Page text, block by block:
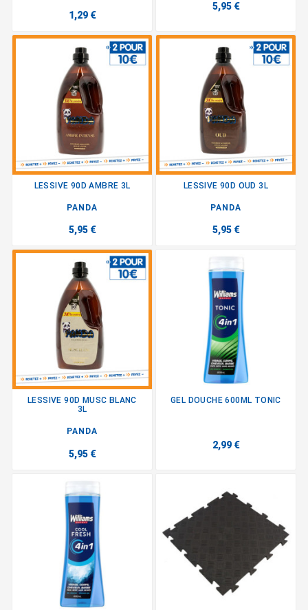
1,29 €
5,95 €
LESSIVE 90D AMBRE 3L
PANDA
5,95 €
LESSIVE 90D OUD 3L
PANDA
5,95 €
LESSIVE 90D MUSC BLANC
3L
PANDA
5,95 €
GEL DOUCHE 600ML TONIC
2,99 €